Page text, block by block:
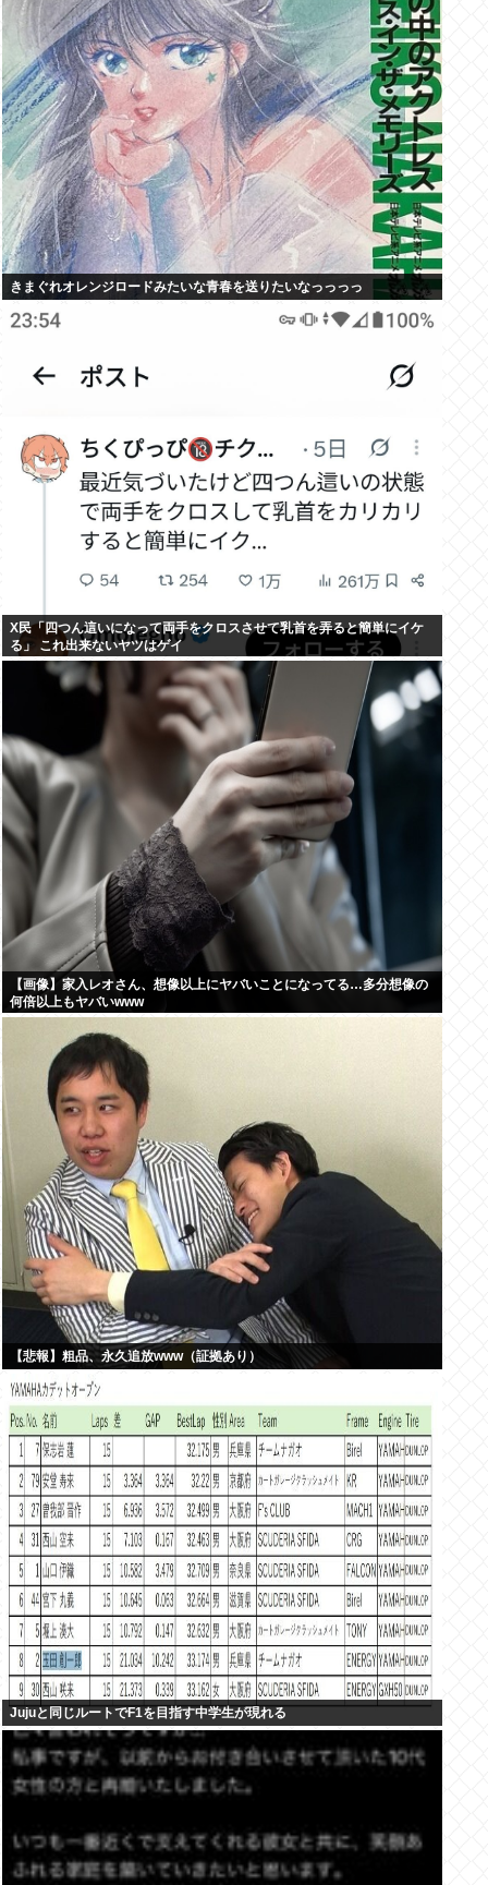
きまぐれオレンジロードみたいな青春を送りたいなっっっっ
X民「四つん這いになって両手をクロスさせて乳首を弄ると簡単にイケ
る」 これ出来ないヤツはゲイ
【画像】家入レオさん、想像以上にヤバいことになってる…多分想像の
何倍以上もヤバいwww
【悲報】粗品、永久追放www（証拠あり）
Jujuと同じルートでF1を目指す中学生が現れる